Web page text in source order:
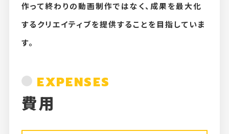
作って終わりの動画制作ではなく、成果を最大化
するクリエイティブを提供することを目指していま
す。
EXPENSES
費用